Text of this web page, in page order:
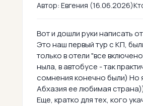
Автор: Евгения (16.06.2026)
Вот и дошли руки написать
Это наш первый тур с КП,
только в отели "все
ныла, в автобусе - так
сомнения конечно были) Но
Абхазия ее любимая
Еще, кратко для тех, кого